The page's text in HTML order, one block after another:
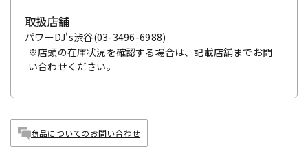
取扱店舗
パワーDJ's渋谷(03-3496-6988)
※店頭の在庫状況を確認する場合は、記載店舗までお問
い合わせください。
商品についてのお問い合わせ